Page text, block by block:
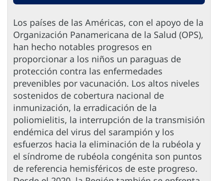
Los países de las Américas, con el apoyo de la
Organización Panamericana de la Salud (OPS),
han hecho notables progresos en
proporcionar a los niños un paraguas de
protección contra las enfermedades
prevenibles por vacunación. Los altos niveles
sostenidos de cobertura nacional de
inmunización, la erradicación de la
poliomielitis, la interrupción de la transmisión
endémica del virus del sarampión y los
esfuerzos hacia la eliminación de la rubéola y
el síndrome de rubéola congénita son puntos
de referencia hemisféricos de este progreso.